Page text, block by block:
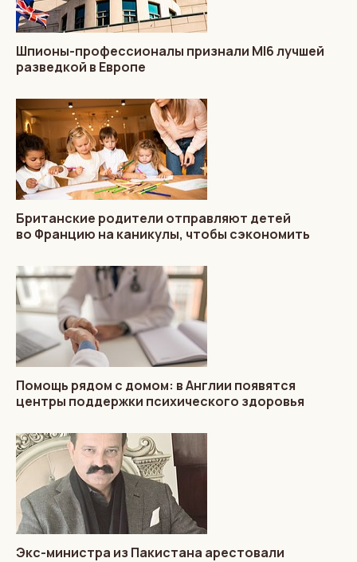
Шпионы-профессионалы признали MI6 лучшей
разведкой в Европе
Британские родители отправляют детей
во Францию на каникулы, чтобы сэкономить
Помощь рядом с домом: в Англии появятся
центры поддержки психического здоровья
Экс-министра из Пакистана арестовали